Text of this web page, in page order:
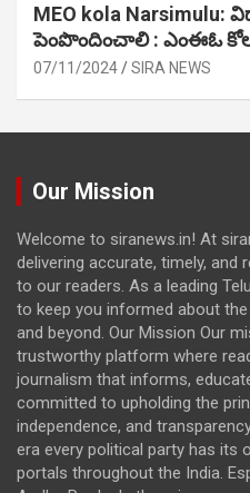
MEO kola Narsimulu:
పెంపొందించాలి : ఎంఈఓ కోల
07/11/2024 SIRA NEWS
Our Mission
Welcome to siranews.in! At
delivering accurate, timely, and
to our readers. As a leading
to keep you informed about
and beyond. Our Mission Our
trustworthy platform where
journalism that informs,
committed to upholding the
independence, and
era every political party has its
portals throughout the India.